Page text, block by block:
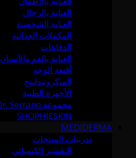
العناية بالرجال
العناية الشخصية
المكملات الغذائية
الدفاعات
العناية بالفم والأسنان
أقنعة الوجه
الميكرونيدلينج
الأجهزة الطبية
مجموعة Dr. Serrano
SHOPHIESKIN
MEDIDERMA
تدريبات المنتجات
التقشير الكيميائي